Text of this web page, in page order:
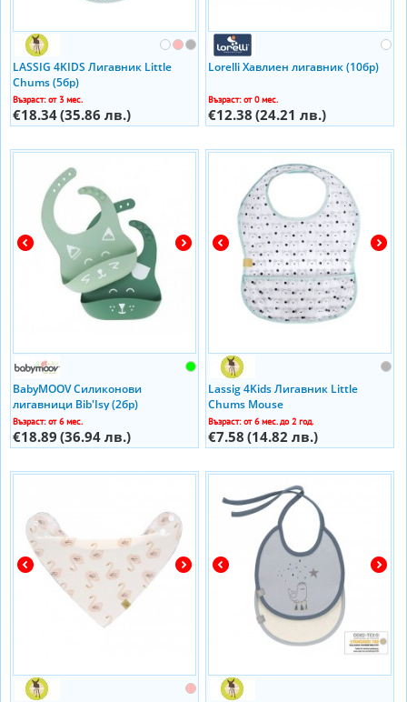
LASSIG 4KIDS Лигавник Little
Chums (5бр)
Възраст: от 3 мес.
€18.34(35.86 лв.)
Lorelli Хaвлиен лигавник (10бр)
Възраст: от 0 мес.
€12.38 (24.21 лв.)
BabyMOOV Силиконови
лигавници Bib'Isy (2бр)
Възраст: от 6 мес.
€18.89 (36.94 лв.)
Lassig 4Kids Лигавник Little
Chums Mouse
Възраст: от 6 мес. до 2 год.
€7.58 (14.82 лв.)